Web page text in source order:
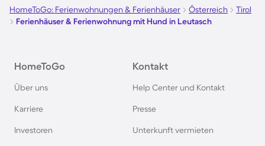
Ferienhäuser & Ferienwohnung mit Hund auf
Bodensee
HomeToGo: Ferienwohnungen & Ferienhäuser Österreich
Tirol
Ferienhäuser & Ferienwohnung mit Hund in Leutasch
HomeToGo
Über uns
Karriere
Investoren
Kontakt
Help Center und Kontakt
Presse
Unterkunft vermieten